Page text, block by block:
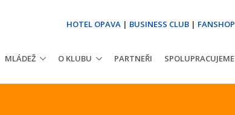
HOTEL OPAVA | BUSINESS CLUB | FANSHOP
MLÁDEŽ O KLUBU PARTNEŘI SPOLUPRACUJEME